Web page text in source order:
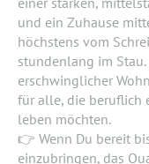
und ein Zuhause
höchstens vom
stundenlang im
erschwinglicher
für alle, die beruflich
leben möchten.
👉 Wenn Du bereit
einzubringen, das